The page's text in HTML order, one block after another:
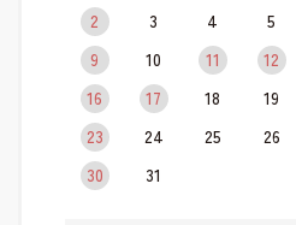
2
3 4 5
9
10 11 12
16
17 18 19
23
24 25 26
30
31